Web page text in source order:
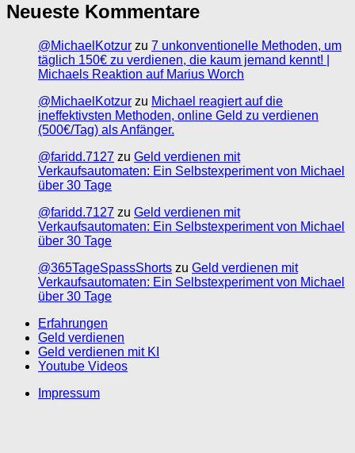
Neueste Kommentare
@MichaelKotzur zu 7 unkonventionelle Methoden, um
täglich 150€ zu verdienen, die kaum jemand kennt! |
Michaels Reaktion auf Marius Worch
@MichaelKotzur zu Michael reagiert auf die
ineffektivsten Methoden, online Geld zu verdienen
(500€/Tag) als Anfänger.
@faridd.7127 zu Geld verdienen mit
Verkaufsautomaten: Ein Selbstexperiment von Michael
über 30 Tage
@faridd.7127 zu Geld verdienen mit
Verkaufsautomaten: Ein Selbstexperiment von Michael
über 30 Tage
@365TageSpassShorts zu Geld verdienen mit
Verkaufsautomaten: Ein Selbstexperiment von Michael
über 30 Tage
Erfahrungen
Geld verdienen
Geld verdienen mit KI
Youtube Videos
Impressum